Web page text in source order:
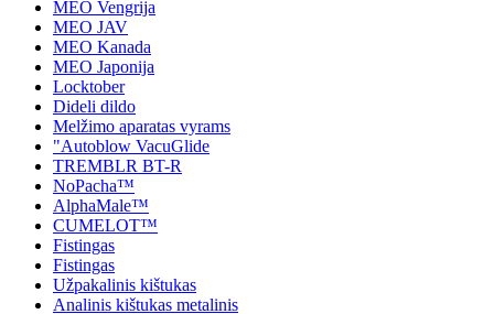
MEO Vengrija
MEO JAV
MEO Kanada
MEO Japonija
Locktober
Dideli dildo
Melžimo aparatas vyrams
"Autoblow VacuGlide
TREMBLR BT-R
NoPacha™
AlphaMale™
CUMELOT™
Fistingas
Fistingas
Užpakalinis kištukas
Analinis kištukas metalinis